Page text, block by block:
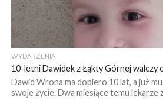
WYDARZENIA
10-letni Dawidek z Łąkty Górnej walczy
Dawid Wrona ma dopiero 10 lat, a już
swoje życie. Dwa miesiące temu lekarze